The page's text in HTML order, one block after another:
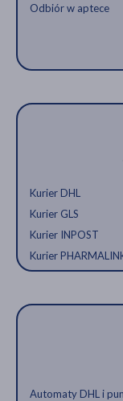
Odbiór w aptece
Kurier DHL
Kurier GLS
Kurier INPOST
Kurier
Automaty DHL i